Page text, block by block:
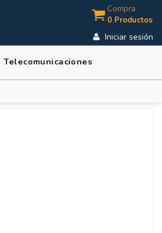
Compra
0 Productos
Iniciar sesión
Telecomunicaciones